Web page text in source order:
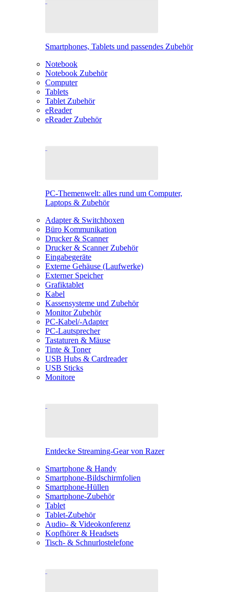
Smartphones, Tablets und passendes Zubehör
Notebook
Notebook Zubehör
Computer
Tablets
Tablet Zubehör
eReader
eReader Zubehör
PC-Themenwelt: alles rund um Computer,
Laptops & Zubehör
Adapter & Switchboxen
Büro Kommunikation
Drucker & Scanner
Drucker & Scanner Zubehör
Eingabegeräte
Externe Gehäuse (Laufwerke)
Externer Speicher
Grafiktablet
Kabel
Kassensysteme und Zubehör
Monitor Zubehör
PC-Kabel/-Adapter
PC-Lautsprecher
Tastaturen & Mäuse
Tinte & Toner
USB Hubs & Cardreader
USB Sticks
Monitore
Entdecke Streaming-Gear von Razer
Smartphone & Handy
Smartphone-Bildschirmfolien
Smartphone-Hüllen
Smartphone-Zubehör
Tablet
Tablet-Zubehör
Audio- & Videokonferenz
Kopfhörer & Headsets
Tisch- & Schnurlostelefone